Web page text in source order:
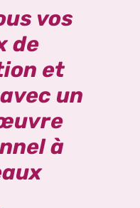
vos
de
et
un
à